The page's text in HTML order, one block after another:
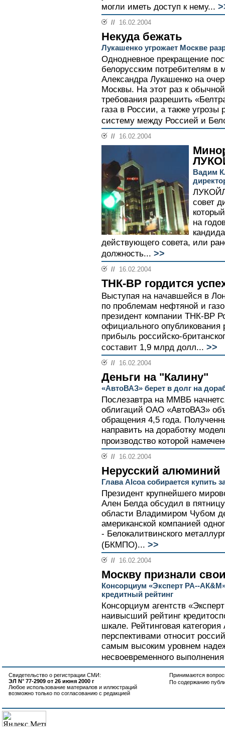
могли иметь доступ к нему...
// 16.02.2004
Некуда бежать
Лукашенко угрожает Москве
Однодневное прекращение
белорусским потребителям в
Александра Лукашенко на
Москвы. На этот раз к
требования разрешить
газа в России, а также угрозы
систему между Россией и
// 16.02.2004
Вадим
ЛУКОЙЛ
совет
на
действующего совета, или
должность... >>
// 16.02.2004
ТНК-ВР гордится
Выступая на начавшейся в
по проблемам нефтяной и
президент компании ТНК-ВР
официального опубликования
прибыль российско-
составит 1,9 млрд долл... >>
// 16.02.2004
Деньги на "Калину"
«АвтоВАЗ» берет в долг на
Послезавтра на ММВБ
облигаций ОАО «АвтоВАЗ»
обращения 4,5 года.
направить на доработку
производство которой
// 16.02.2004
Нерусский алюминий
Глава Alcoa собирается купить
Президент крупнейшего
Ален Белда обсудил в
области Владимиром Чубом
американской компанией
- Белокалитвинского
(БКМПО)... >>
// 16.02.2004
Москву признали
Консорциум «Эксперт РА--
кредитный рейтинг
Консорциум агентств
наивысший рейтинг
шкале. Рейтинговая
перспективами относит
самым высоким уровнем
несвоевременного
Свидетельство о регистрации СМИ:
ЭЛ N° 77-2909 от 26 июня 2000 г
Любое использование материалов и иллюстраций
возможно только по согласованию с редакцией
Принимаются
По содержанию